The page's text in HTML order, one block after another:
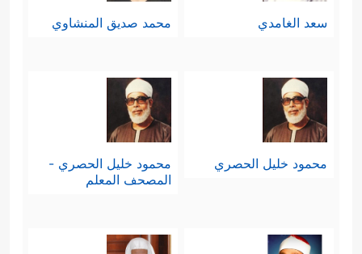
سعد الغامدي محمد صديق المنشاوي
محمود خليل الحصري
محمود خليل الحصري -
المصحف المعلم